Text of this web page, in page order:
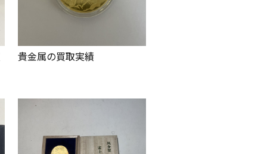
貴金属の買取実績